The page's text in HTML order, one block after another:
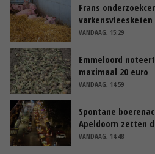
Frans
varkensvleesketen
VANDAAG, 15:29
Emmeloord
maximaal 20 euro
VANDAAG, 14:59
Spontane
Apeldoorn zetten
VANDAAG, 14:48